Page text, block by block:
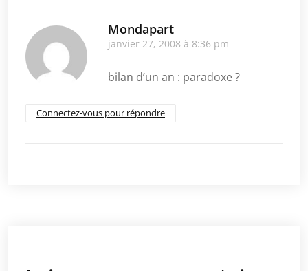
Mondapart
janvier 27, 2008 à 8:36 pm
bilan d’un an : paradoxe ?
Connectez-vous pour répondre